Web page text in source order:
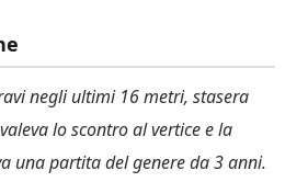
negli ultimi 16 metri, stasera
lo scontro al vertice e la
una partita del genere da 3 anni.